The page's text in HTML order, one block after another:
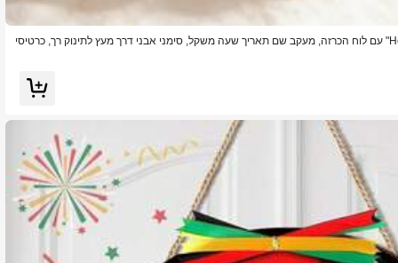
1 סל אחסון עץ לתינוק רך בולט "Hello World" עם לוח הכרזה, מעקב שם תאריך שעה משקל, סימני אבני דרך מעץ לתינוק רך, כרטיסי